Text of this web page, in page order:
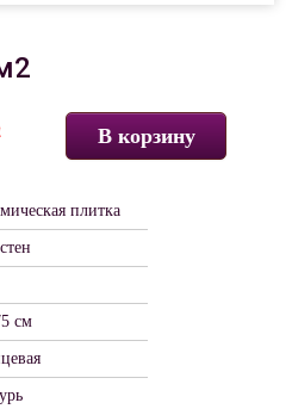
В корзину
плитка
см